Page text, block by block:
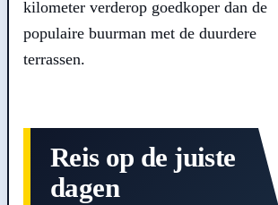
kilometer verderop goedkoper dan de
populaire buurman met de duurdere
terrassen.
Reis op de juiste
dagen